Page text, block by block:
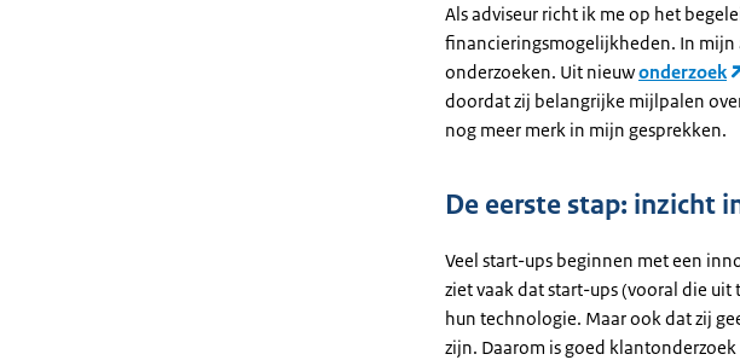
Als adviseur richt ik me op het
financieringsmogelijkheden. In mijn
onderzoeken. Uit nieuwonderzoek
doordat zij belangrijke mijlpalen
nog meer merk in mijn gesprekken.
De eerste stap: inzicht
Veel start-ups beginnen met een
ziet vaak dat start-ups (vooral die
hun technologie. Maar ook dat zij
zijn. Daarom is goed